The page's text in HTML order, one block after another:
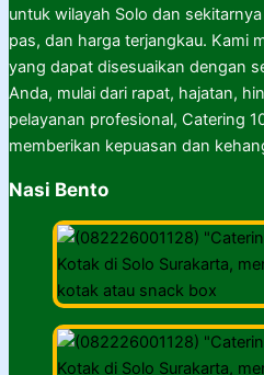
untuk wilayah Solo dan
pas, dan harga terjangkau. Kami
yang dapat disesuaikan dengan
Anda, mulai dari rapat, hajatan,
pelayanan profesional, Catering
memberikan kepuasan dan
Nasi Bento